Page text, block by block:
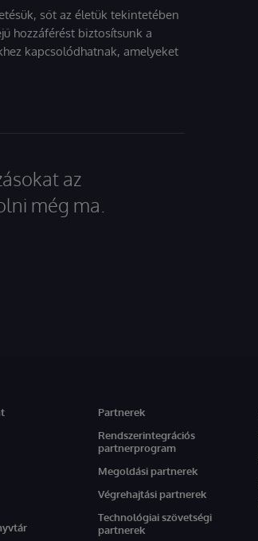
sőt az életük tekintetében
hozzáférést biztosítsunk a
kapcsolódhatnak, amelyeket
az
még ma.
Partnerek
Rendszerintegrációs
partnerprogram
Megoldási partnerek
Végrehajtási partnerek
Technológiai szövetségi
partnerek